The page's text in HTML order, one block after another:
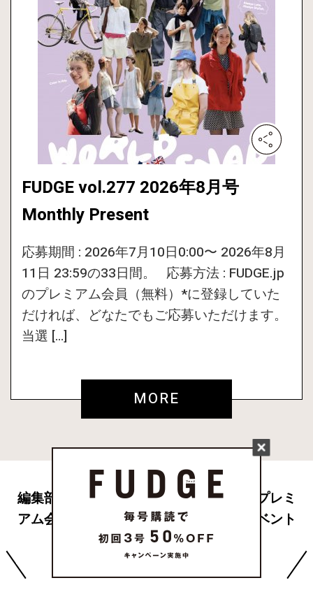
FUDGE vol.277 2026年8月号
Monthly Present
応募期間 : 2026年7月10日0:00〜 2026年8月
11日 23:59の33日間。 応募方法 : FUDGE.jp
のプレミアム会員（無料）*に登録していた
だければ、どなたでもご応募いただけます。
当選 […]
MORE
編集部から配信されるメールマガジンやプレミ
アム会員限定プレゼント、スペシャルイベント
への応募など特典が満載です。
無料でご登録いただけます。